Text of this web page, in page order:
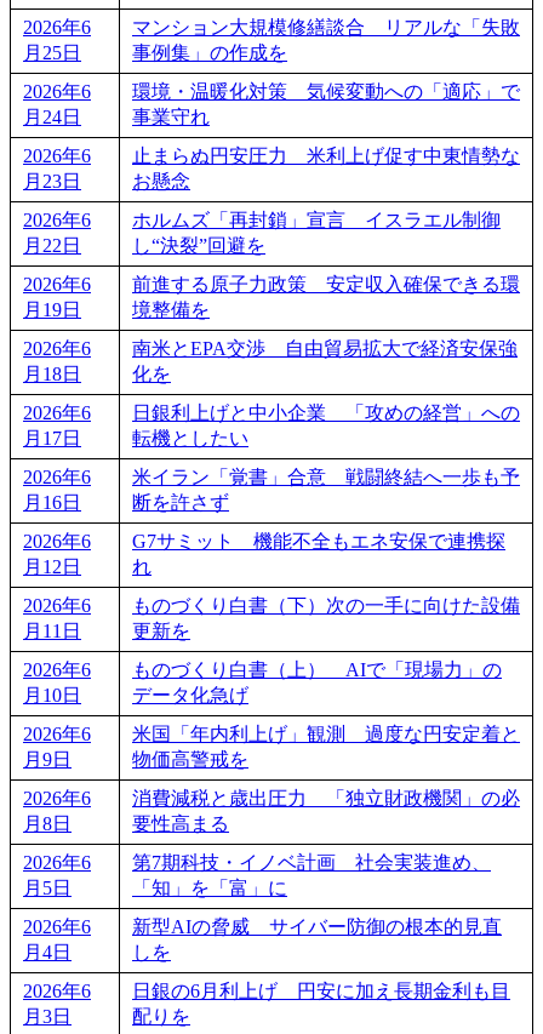
2026年6
月25日
マンション大規模修繕談合 リアルな「失敗
事例集」の作成を
2026年6
月24日
環境・温暖化対策 気候変動への「適応」で
事業守れ
2026年6
月23日
止まらぬ円安圧力 米利上げ促す中東情勢な
お懸念
2026年6
月22日
ホルムズ「再封鎖」宣言 イスラエル制御
し“決裂”回避を
2026年6
月19日
前進する原子力政策 安定収入確保できる環
境整備を
2026年6
月18日
南米とEPA交渉 自由貿易拡大で経済安保強
化を
2026年6
月17日
日銀利上げと中小企業 「攻めの経営」への
転機としたい
2026年6
月16日
米イラン「覚書」合意 戦闘終結へ一歩も予
断を許さず
2026年6
月12日
G7サミット 機能不全もエネ安保で連携探
れ
2026年6
月11日
ものづくり白書（下）次の一手に向けた設備
更新を
2026年6
月10日
ものづくり白書（上） AIで「現場力」の
データ化急げ
2026年6
月9日
米国「年内利上げ」観測 過度な円安定着と
物価高警戒を
2026年6
月8日
消費減税と歳出圧力 「独立財政機関」の必
要性高まる
2026年6
月5日
第7期科技・イノベ計画 社会実装進め、
「知」を「富」に
2026年6
月4日
新型AIの脅威 サイバー防御の根本的見直
しを
2026年6
月3日
日銀の6月利上げ 円安に加え長期金利も目
配りを